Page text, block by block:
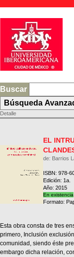
Buscar
Detalle
EL
de: Barrios
ISBN: 978-
Edición: 1a.
Año: 2015
En existencia
Formato:
Esta obra consta de tres
primero, Inclusión
comunidad, siendo éste
embargo dicha relación,